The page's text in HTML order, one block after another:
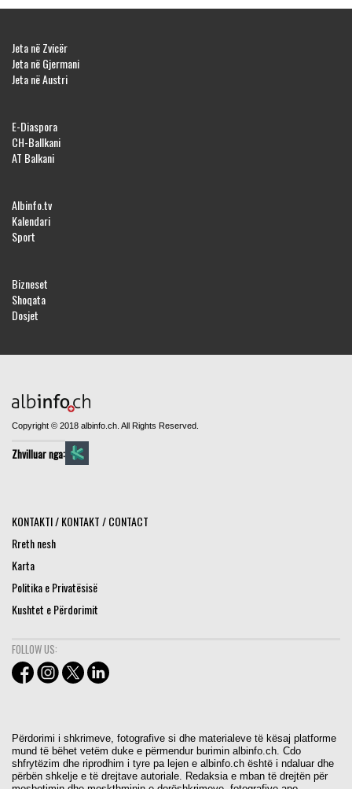
Jeta në Zvicër
Jeta në Gjermani
Jeta në Austri
E-Diaspora
CH-Ballkani
AT Balkani
Albinfo.tv
Kalendari
Sport
Bizneset
Shoqata
Dosjet
Copyright © 2018 albinfo.ch. All Rights Reserved.
Zhvilluar nga:
KONTAKTI / KONTAKT / CONTACT
Rreth nesh
Karta
Politika e Privatësisë
Kushtet e Përdorimit
FOLLOW US:
Përdorimi i shkrimeve, fotografive si dhe materialeve të kësaj platforme
mund të bëhet vetëm duke e përmendur burimin albinfo.ch. Cdo
shfrytëzim dhe riprodhim i tyre pa lejen e albinfo.ch është i ndaluar dhe
përbën shkelje e të drejtave autoriale. Redaksia e mban të drejtën për